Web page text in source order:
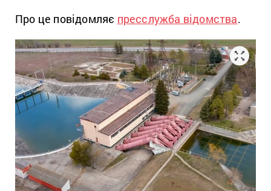
Про це повідомляє пресслужба відомства.